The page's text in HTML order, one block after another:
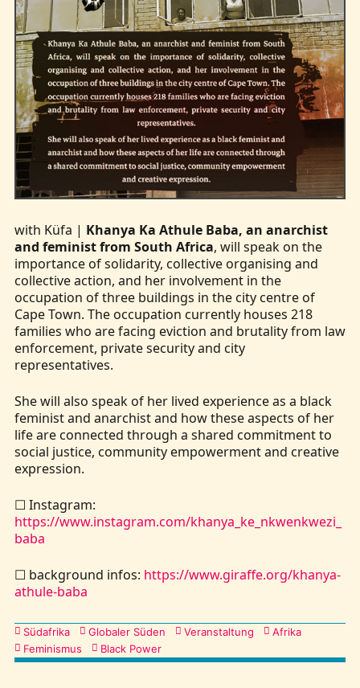
with Küfa | Khanya Ka Athule Baba, an anarchist
and feminist from South Africa, will speak on the
importance of solidarity, collective organising and
collective action, and her involvement in the
occupation of three buildings in the city centre of
Cape Town. The occupation currently houses 218
families who are facing eviction and brutality from law
enforcement, private security and city
representatives.
She will also speak of her lived experience as a black
feminist and anarchist and how these aspects of her
life are connected through a shared commitment to
social justice, community empowerment and creative
expression.
☐ Instagram:
https://www.instagram.com/khanya_ke_nkwenkwezi_
baba
☐ background infos: https://www.giraffe.org/khanya-
athule-baba
Kategorien
Südafrika Globaler Süden Veranstaltung
Afrika
Feminismus
Black Power